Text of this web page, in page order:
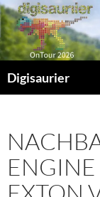
Zum
Inhalt
springen
Digisaurier